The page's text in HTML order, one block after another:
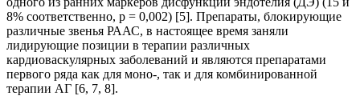
8% соответственно, р = 0,002) [5]. Препараты, блокирующие
различные звенья РААС, в настоящее время заняли
лидирующие позиции в терапии различных
кардиоваскулярных заболеваний и являются препаратами
первого ряда как для моно-, так и для комбинированной
терапии АГ [6, 7, 8].